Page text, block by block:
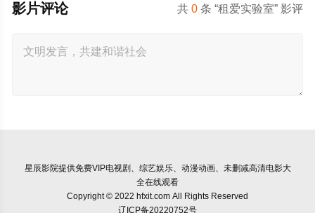
共0 条 “租爱实验室” 影评
影片评论
星辰影院提供免费VIP电视剧、综艺娱乐、动漫动画、未删减高清电影大
全在线观看
Copyright © 2022 hfxit.com All Rights Reserved
辽ICP备20220752号